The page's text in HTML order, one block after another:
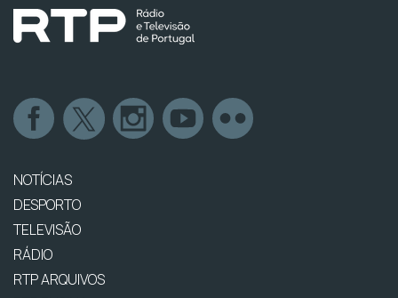
NOTÍCIAS
DESPORTO
TELEVISÃO
RÁDIO
RTP ARQUIVOS